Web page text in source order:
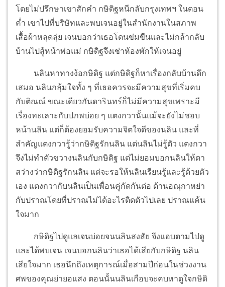
โดยไม่ปรึกษาเขาสักคำ กษิดิฐหนีกลับกรุงเทพฯ ในตอน
ค่ำ เขาไปที่บริษัทและพบเจนอยู่ในสำนักงานในสภาพ
เสื้อผ้าหลุดลุ่ย เจนบอกว่าเธอโดนข่มขืนและไม่กล้ากลับ
บ้านไปสู้หน้าพ่อแม่ กษิดิฐจึงเช่าห้องพักให้เจนอยู่
นลินหาทางง้อกษิดิฐ แต่กษิดิฐก็หาเรื่องกลับบ้านดึก
เสมอ นลินกลุ้มใจทั้ง ๆ ที่เธอควรจะมีความสุขที่เริ่มคบ
กับติณณ์ ขณะเดียวกันดารินทร์ก็ไม่มีความสุขเพราะมี
เรื่องทะเลาะกับปภพบ่อย ๆ แตงกวานั้นแม้จะยังไม่ชอบ
หน้านลิน แต่ก็ต้องยอมรับความจิตใจดีของนลิน และที่
สำคัญแตงกวารู้ว่ากษิดิฐรักนลิน แต่นลินไม่รู้ตัว แตงกวา
จึงไม่ทำตัวขวางนลินกับกษิดิฐ แต่ไม่ยอมบอกนลินให้ตา
สว่างว่ากษิดิฐรักนลิน แต่จะรอให้นลินเรียนรู้และรู้ด้วยตัว
เอง แตงกวากับนลินเป็นเพื่อนคู่กัดกันต่อ ด้านอณุกาหย่า
กับปราณโดยที่ปราณไม่ได้อะไรติดตัวไปเลย ปราณแค้น
ใจมาก
กษิดิฐไปดูแลเจนบ่อยจนนลินสงสัย จึงแอบตามไปดู
และได้พบเจน เจนบอกนลินว่าเธอได้เสียกับกษิดิฐ นลิน
เสียใจมาก เธอนึกถึงเหตุการณ์เมื่อสามปีก่อนในช่วงงาน
ศพของคุณย่ายอแสง ตอนนั้นนลินเกือบจะคบหาดูใจกษิดิ